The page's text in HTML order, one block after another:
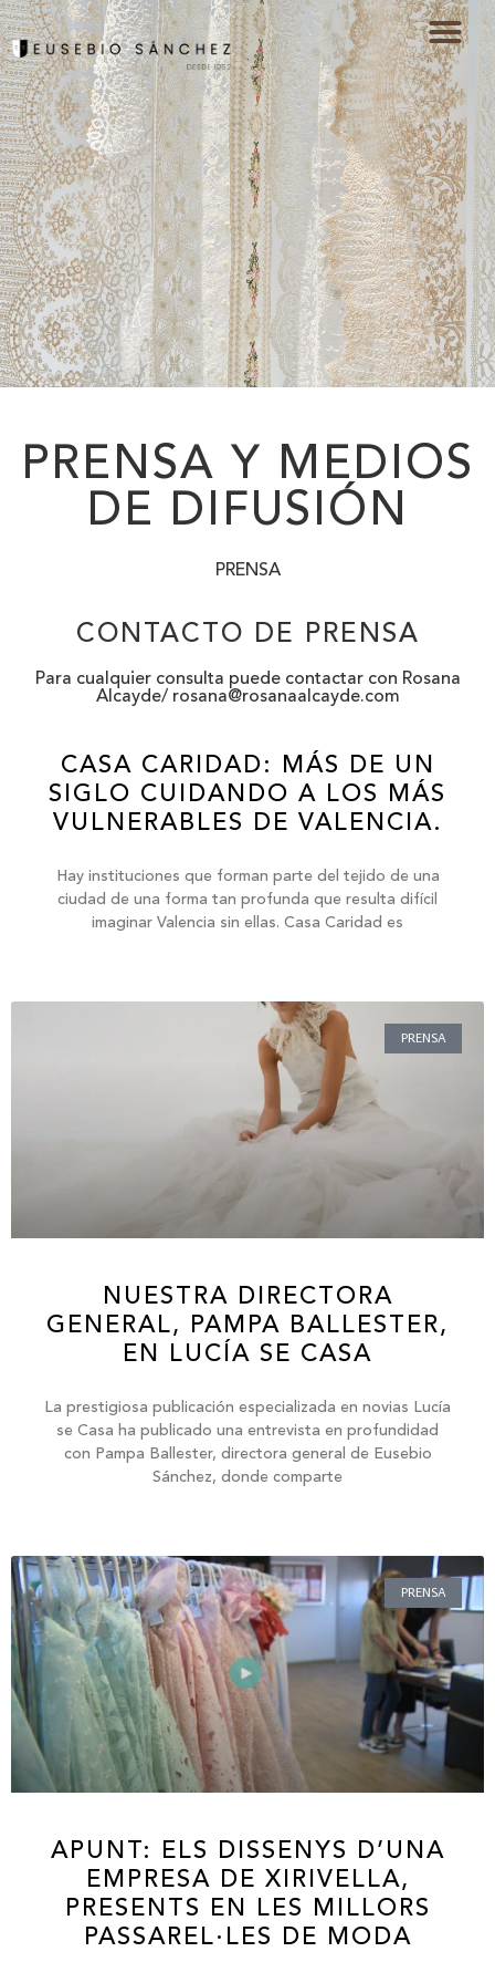
PRENSA Y MEDIOS
DE DIFUSIÓN
PRENSA
CONTACTO DE PRENSA
Para cualquier consulta puede contactar con Rosana
Alcayde/ rosana@rosanaalcayde.com
CASA CARIDAD: MÁS DE UN
SIGLO CUIDANDO A LOS MÁS
VULNERABLES DE VALENCIA.
Hay instituciones que forman parte del tejido de una
ciudad de una forma tan profunda que resulta difícil
imaginar Valencia sin ellas. Casa Caridad es
PRENSA
NUESTRA DIRECTORA
GENERAL, PAMPA BALLESTER,
EN LUCÍA SE CASA
La prestigiosa publicación especializada en novias Lucía
se Casa ha publicado una entrevista en profundidad
con Pampa Ballester, directora general de Eusebio
Sánchez, donde comparte
PRENSA
APUNT: ELS DISSENYS D’UNA
EMPRESA DE XIRIVELLA,
PRESENTS EN LES MILLORS
PASSAREL·LES DE MODA